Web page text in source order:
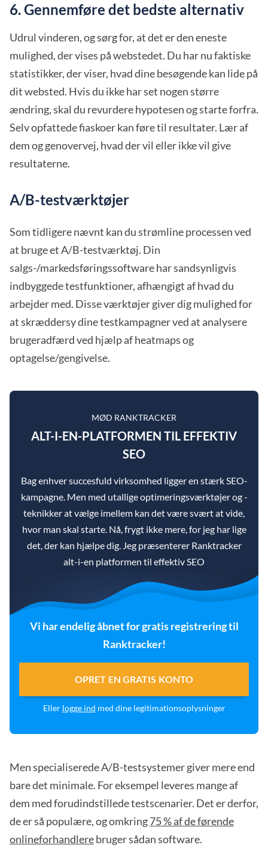
6. Gennemføre det bedste alternativ
Udrul vinderen, og sørg for, at det er den eneste
mulighed, der vises på webstedet. Du har nu faktiske
statistikker, der viser, hvad dine besøgende kan lide på
dit websted. Hvis du ikke har set nogen større
ændring, skal du revurdere hypotesen og starte forfra.
Selv opfattede fiaskoer kan føre til resultater. Lær af
dem og genovervej, hvad der vil eller ikke vil give
resultaterne.
A/B-testværktøjer
Som tidligere nævnt kan du strømline processen ved
at bruge et A/B-testværktøj. Din
salgs-/markedsføringssoftware har sandsynligvis
indbyggede testfunktioner, afhængigt af hvad du
arbejder med. Disse værktøjer giver dig mulighed for
at skræddersy dine testkampagner ved at analysere
brugeradfærd ved hjælp af heatmaps og
optagelse/gengivelse.
MØD RANKTRACKER
ALT-I-EN-PLATFORMEN TIL EFFEKTIV
SEO
Bag enhver succesfuld virksomhed ligger en stærk SEO-
kampagne. Men med utallige optimeringsværktøjer og -
teknikker at vælge imellem kan det være svært at vide,
hvor man skal starte. Nå, frygt ikke mere, for jeg har lige
det, der kan hjælpe dig. Jeg præsenterer Ranktracker
alt-i-en platformen til effektiv SEO
Vi har endelig åbnet for gratis registrering til
Ranktracker!
OPRET EN GRATIS KONTO
Eller logge ind med dine legitimationsoplysninger
Men specialiserede A/B-testsystemer giver mere end
bare det minimale. For eksempel leveres mange af
dem med forudindstillede testscenarier. Det er derfor,
de er så populære, og omkring75 % af de førende
onlineforhandlerebruger sådan software.